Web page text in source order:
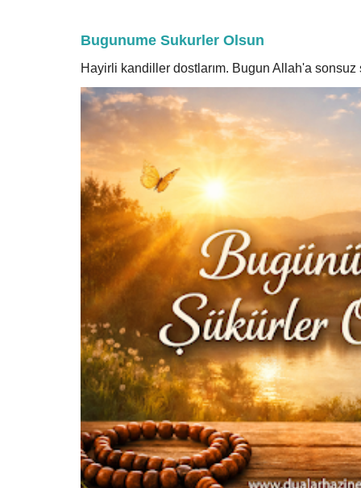
Bugunume Sukurler Olsun
Hayirli kandiller dostlarım. Bugun Allah'a